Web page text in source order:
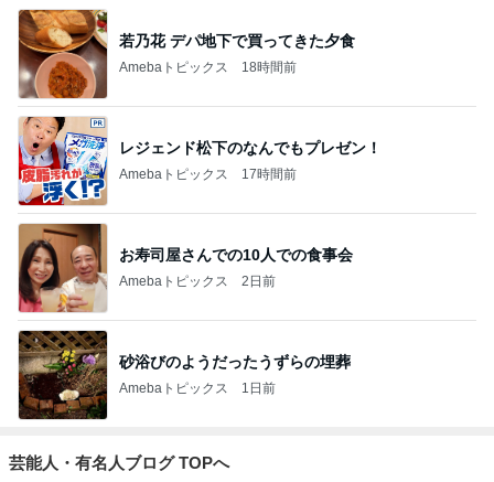
若乃花 デパ地下で買ってきた夕食
Amebaトピックス 18時間前
レジェンド松下のなんでもプレゼン！
Amebaトピックス 17時間前
お寿司屋さんでの10人での食事会
Amebaトピックス 2日前
砂浴びのようだったうずらの埋葬
Amebaトピックス 1日前
芸能人・有名人ブログ TOPへ